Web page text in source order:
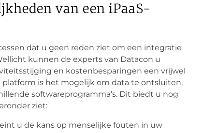
van een iPaaS-
dat u geen reden ziet om een integratie
kunnen de experts van Datacon u
en kostenbesparingen een vrijwel
is het mogelijk om data te ontsluiten,
softwareprogramma’s. Dit biedt u nog
ziet:
u de kans op menselijke fouten in uw